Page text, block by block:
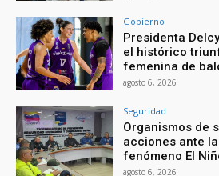
Gobierno
Presidenta
el histórico
femenina de
agosto 6, 2026
Seguridad
Organismos de
acciones ante
fenómeno El
agosto 6, 2026